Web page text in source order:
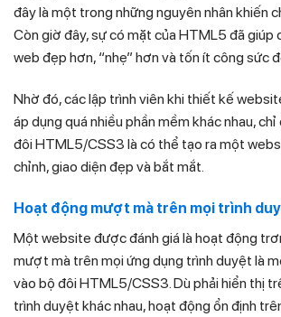
đây là một trong những nguyên nhân khiến
Còn giờ đây, sự có mặt của HTML5 đã giúp
web đẹp hơn, “nhẹ” hơn và tốn ít công sức
Nhờ đó, các lập trình viên khi thiết kế
áp dụng quá nhiều phần mềm khác nhau,
đôi HTML5/CSS3 là có thể tạo ra một
chỉnh, giao diện đẹp và bắt mắt.
Hoạt động mượt mà trên mọi trình
Một website được đánh giá là hoạt động
mượt mà trên mọi ứng dụng trình duyệt là
vào bộ đôi HTML5/CSS3. Dù phải hiển thị
trình duyệt khác nhau, hoạt động ổn định